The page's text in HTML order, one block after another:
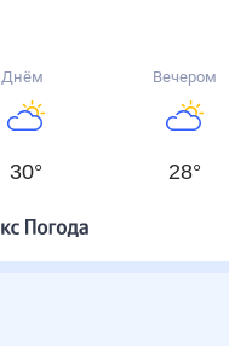
Днём
30°
Вечером
28°